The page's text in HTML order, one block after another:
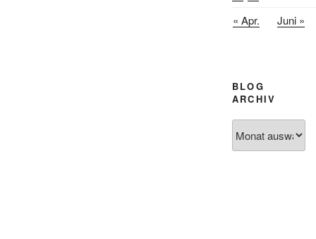
« Apr.
Juni »
BLOG
ARCHIV
Archiv